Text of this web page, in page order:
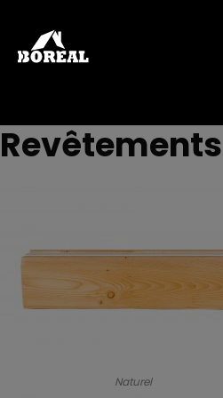
Revêtements
Naturel